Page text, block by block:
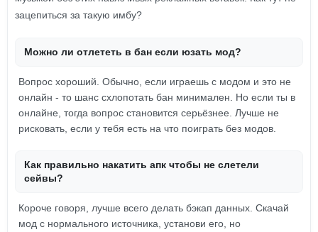
зацепиться за такую имбу?
Можно ли отлететь в бан если юзать мод?
Вопрос хороший. Обычно, если играешь с модом и это не
онлайн - то шанс схлопотать бан минимален. Но если ты в
онлайне, тогда вопрос становится серьёзнее. Лучше не
рисковать, если у тебя есть на что поиграть без модов.
Как правильно накатить апк чтобы не слетели
сейвы?
Короче говоря, лучше всего делать бэкап данных. Скачай
мод с нормального источника, установи его, но